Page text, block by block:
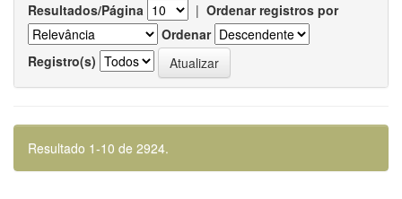
Resultados/Página | Ordenar registros por
Ordenar
Registro(s)
Resultado 1-10 de 2924.